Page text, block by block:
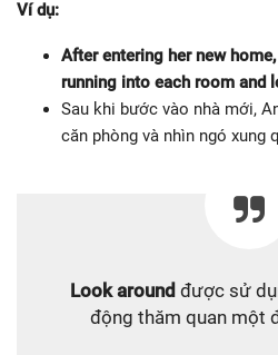
Ví dụ:
After entering her new
running into each room and
Sau khi bước vào nhà mới,
căn phòng và nhìn ngó xung
Look around được sử
động thăm quan một